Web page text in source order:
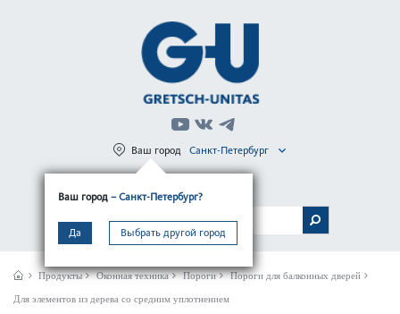
Ваш город – Санкт-Петербург?
Да Выбрать другой город
Ваш город Санкт-Петербург
МЕНЮ
Продукты Оконная техника Пороги Пороги для балконных дверей
Для элементов из дерева со средним уплотнением